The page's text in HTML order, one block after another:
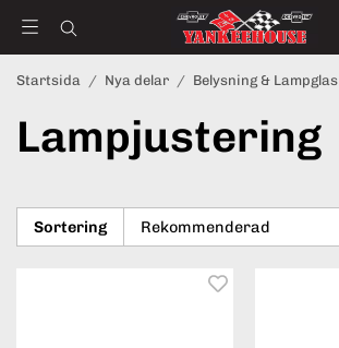
Startsida / Nya delar / Belysning & Lampglas
Lampjustering
Sortering